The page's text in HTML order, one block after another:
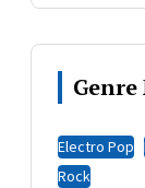
Electro Pop
Rock